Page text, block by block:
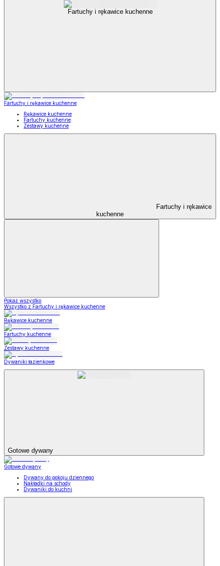
Fartuchy i rękawice kuchenne
Fartuchy i rękawice kuchenne
Rękawice kuchenne
Fartuchy kuchenne
Zestawy kuchenne
Fartuchy i rękawice
kuchenne
Pokaż wszystko
Wszystko z Fartuchy i rękawice kuchenne
Rękawice kuchenne
Fartuchy kuchenne
Zestawy kuchenne
Dywaniki łazienkowe
Gotowe dywany
Gotowe dywany
Dywany do pokoju dziennego
Nakładki na schody
Dywaniki do kuchni